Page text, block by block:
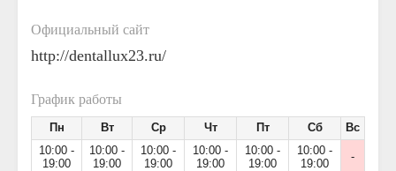
Официальный сайт
http://dentallux23.ru/
График работы
Пн Вт Ср Чт Пт Сб
Вс
10:00 -
19:00
10:00 -
19:00
10:00 -
19:00
10:00 -
19:00
10:00 -
19:00
10:00 -
19:00
-